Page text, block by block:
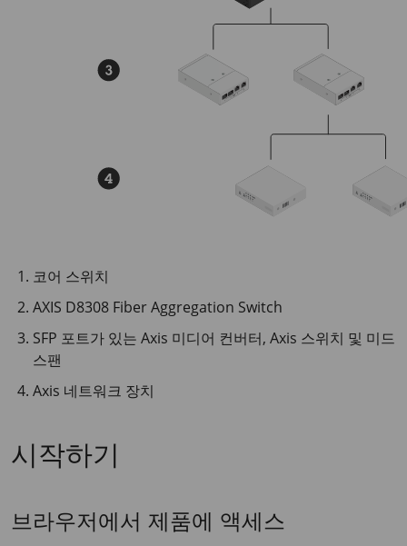
코어 스위치
AXIS D8308 Fiber Aggregation Switch
SFP 포트가 있는 Axis 미디어 컨버터, Axis 스위치 및 미드
스팬
Axis 네트워크 장치
시작하기
브라우저에서 제품에 액세스